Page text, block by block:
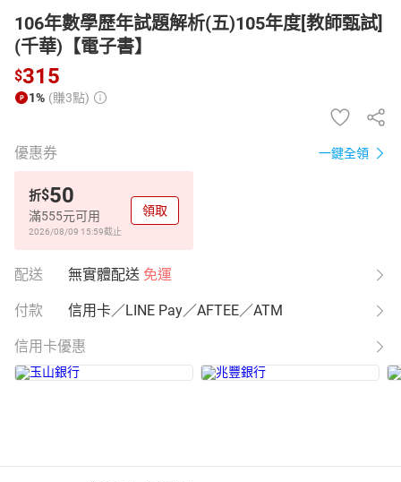
106年數學歷年試題解析(五)105年度[教師甄試]
(千華)【電子書】
$315
1% (賺3點)
優惠券 一鍵全領
折$50
滿555元可用
2026/08/09 15:59截止
領取
配送 無實體配送 免運
付款 信用卡／LINE Pay／AFTEE／ATM
信用卡優惠